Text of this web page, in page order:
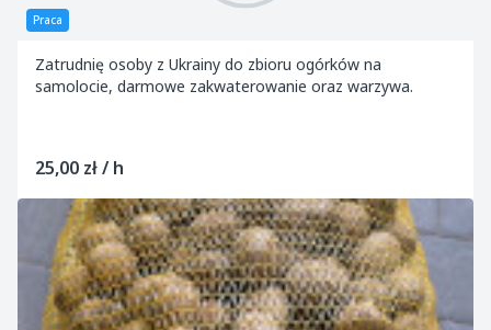
Praca
Zatrudnię osoby z Ukrainy do zbioru ogórków na
samolocie, darmowe zakwaterowanie oraz warzywa.
25,00 zł / h